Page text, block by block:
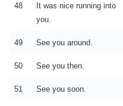
48
It was nice running into
you.
49 See you around.
50 See you then.
51 See you soon.